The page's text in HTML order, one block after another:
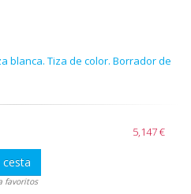
blanca. Tiza de color. Borrador de
5,147 €
cesta
favoritos